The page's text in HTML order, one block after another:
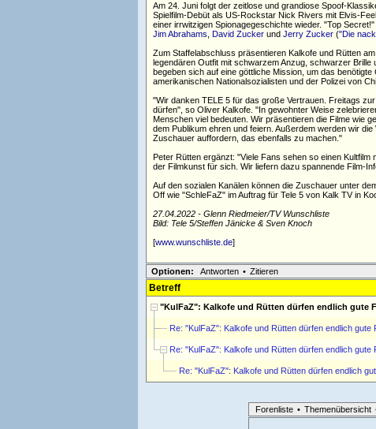
Am 24. Juni folgt der zeitlose und grandiose Spoof-
Spielfilm-Debüt als US-Rockstar Nick Rivers mit Elvis-
einer irrwitzigen Spionagegeschichte wieder. "Top
Jim Abrahams, David Zucker und Jerry Zucker ("Die
Zum Staffelabschluss präsentieren Kalkofe und Rütten
legendären Outfit mit schwarzem Anzug, schwarzer
begeben sich auf eine göttliche Mission, um das
amerikanischen Nationalsozialisten und der Polizei von
Wir danken TELE 5 für das große Vertrauen. Freitags
dürfen , so Oliver Kalkofe.
In gewohnter Weise
Menschen viel bedeuten. Wir präsentieren die Filme wie
dem Publikum ehren und feiern. Außerdem werden wir
Zuschauer auffordern, das ebenfalls zu machen.
Peter Rütten ergänzt:
Viele Fans sehen so einen Kultfilm
der Filmkunst für sich. Wir liefern dazu spannende Film-
Auf den sozialen Kanälen können die Zuschauer unter
Off wie "SchleFaZ" im Auftrag für Tele 5 von Kalk TV in
27.04.2022 - Glenn Riedmeier/TV Wunschliste
Bild: Tele 5/Steffen Jänicke & Sven Knoch
[www.wunschliste.de]
Optionen: Antworten • Zitieren
Betreff
"KulFaZ": Kalkofe und Rütten dürfen endlich gute
Re: "KulFaZ": Kalkofe und Rütten dürfen endlich gute
Re: "KulFaZ": Kalkofe und Rütten dürfen endlich gute
Re: "KulFaZ": Kalkofe und Rütten dürfen endlich
Forenliste • Themenübersicht